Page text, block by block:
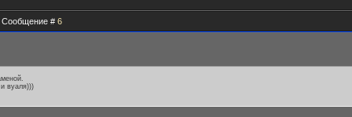
Сообщение # 6
вуаля)))